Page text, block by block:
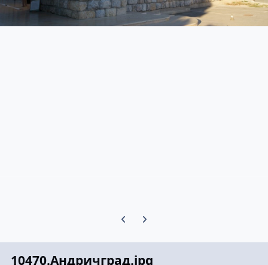
Предыдущий слайд карусели
Следующий слайд карусели
10470.Андричград.jpg